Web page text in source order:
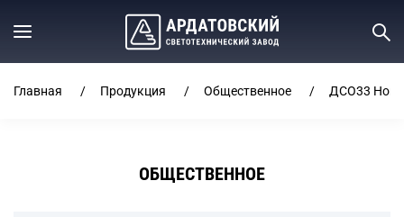
Главная Продукция Общественное ДСО33
ОБЩЕСТВЕННОЕ